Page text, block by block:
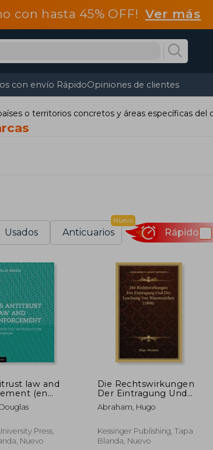
con hasta 45% OFF!Ver más
con envío RápidoOpiniones de clientes
o territorios concretos y áreas específicas del
Usados Anticuarios
Nuevo
Rápido
law and
(en
Press,
Nuevo
Die Rechtswirkungen
Der Eintragung Und
Der Loschung Von
Warenzeichen (1898)
Abraham, Hugo
Kessinger Publishing, Tapa
Blanda, Nuevo